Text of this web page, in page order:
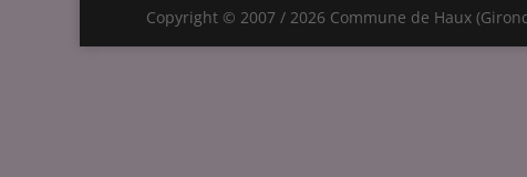
Copyright © 2007 / 2026 Commune de Haux